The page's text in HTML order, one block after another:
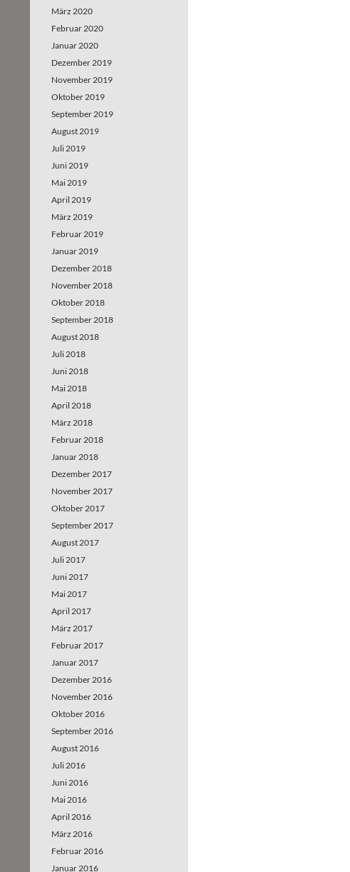
März 2020
Februar 2020
Januar 2020
Dezember 2019
November 2019
Oktober 2019
September 2019
August 2019
Juli 2019
Juni 2019
Mai 2019
April 2019
März 2019
Februar 2019
Januar 2019
Dezember 2018
November 2018
Oktober 2018
September 2018
August 2018
Juli 2018
Juni 2018
Mai 2018
April 2018
März 2018
Februar 2018
Januar 2018
Dezember 2017
November 2017
Oktober 2017
September 2017
August 2017
Juli 2017
Juni 2017
Mai 2017
April 2017
März 2017
Februar 2017
Januar 2017
Dezember 2016
November 2016
Oktober 2016
September 2016
August 2016
Juli 2016
Juni 2016
Mai 2016
April 2016
März 2016
Februar 2016
Januar 2016